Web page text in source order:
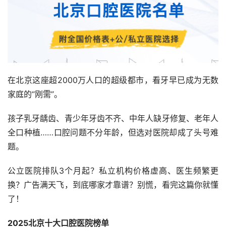
在北京这座超2000万人口的超级都市，看牙早已成为无数
家庭的“刚需”。
孩子乳牙龋齿、青少年牙齿不齐、中年人缺牙修复、老年人
全口种植……口腔问题不分年龄，但选对医院却成了头号难
题。
公立医院排队3个月起？私立机构价格虚高、医生频繁更
换？广告满天飞，到底哪家才靠谱？别慌，看完这篇你就懂
了！
2025北京十大口腔医院榜单